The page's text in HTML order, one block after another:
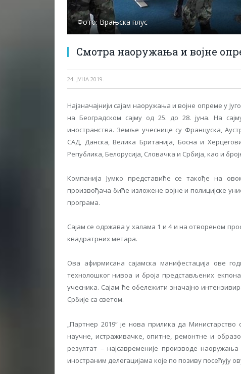
Фото: Врањска плус
Смотра наоружања и војне
24. ЈУНА 2019.
Најзначајнији сајам наоружања и војне опреме у
на Београдском сајму од 25. до 28. јуна. На
иностранства. Земље учеснице су Француска,
САД, Данска, Велика Британија, Босна и
Република, Белорусија, Словачка и Србија, као и
Компанија Јумко представиће се такође на
произвођача биће изложене војне и полицијске
програма.
Сајам се одржава у халама 1 и 4 и на отвореном
квадратрних метара.
Ова афирмисана сајамска манифестација ове
технолошког нивоа и броја представљених
учесника. Сајам ће обележити значајно
Србије са светом.
„Партнер 2019“ је нова прилика да
научне, истраживачке, опитне, ремонтне и
резултат – најсавременије производе
иностраним делегацијама које по позиву посећују